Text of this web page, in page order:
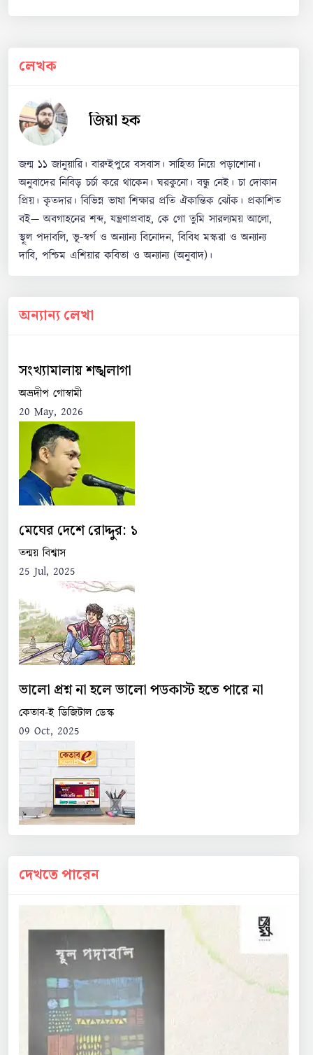
লেখক
জিয়া হক
জন্ম ১১ জানুয়ারি। বারুইপুরে বসবাস। সাহিত্য নিয়ে পড়াশোনা।
অনুবাদের নিবিড় চর্চা করে থাকেন। ঘরকুনো। বন্ধু নেই। চা দোকান
প্রিয়। কৃতদার। বিভিন্ন ভাষা শিক্ষার প্রতি ঐকান্তিক ঝোঁক। প্রকাশিত
বই— অবগাহনের শব্দ, যন্ত্রণাপ্রবাহ, কে গো তুমি সারল্যময় আলো,
স্থূল পদাবলি, ভূ-স্বর্গ ও অন্যান্য বিনোদন, বিবিধ মস্করা ও অন্যান্য
দাবি, পশ্চিম এশিয়ার কবিতা ও অন্যান্য (অনুবাদ)।
অন্যান্য লেখা
সংখ্যামালায় শঙ্খলাগা
অভ্রদীপ গোস্বামী
20 May, 2026
মেঘের দেশে রোদ্দুর: ১
তন্ময় বিশ্বাস
25 Jul, 2025
ভালো প্রশ্ন না হলে ভালো পডকাস্ট হতে পারে না
কেতাব-ই ডিজিটাল ডেস্ক
09 Oct, 2025
দেখতে পারেন